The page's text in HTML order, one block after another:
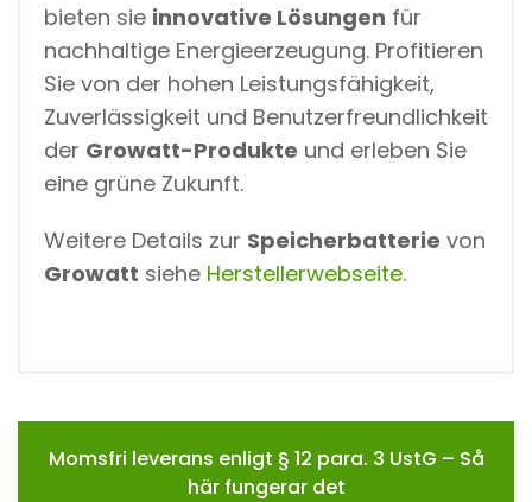
bieten sie innovative Lösungen für
nachhaltige Energieerzeugung. Profitieren
Sie von der hohen Leistungsfähigkeit,
Zuverlässigkeit und Benutzerfreundlichkeit
der Growatt-Produkte und erleben Sie
eine grüne Zukunft.
Weitere Details zur Speicherbatterie von
Growatt siehe Herstellerwebseite.
Momsfri leverans enligt § 12 para. 3 UstG – Så
här fungerar det